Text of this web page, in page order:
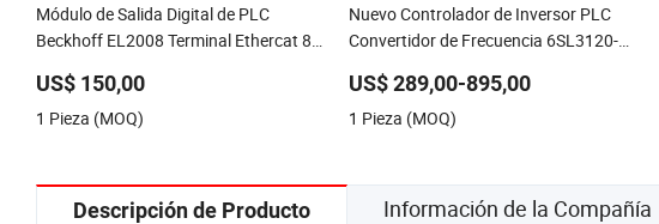
Módulo de Salida Digital de PLC
Beckhoff EL2008 Terminal Ethercat 8
US$ 150,00
1 Pieza (MOQ)
Nuevo Controlador de Inversor PLC
Convertidor de Frecuencia 6SL3120-
6SL3120-1te23-0AA3 6SL3130-1te22-
Oaa0 6SL3210-1se21-0AA0
US$ 289,00-895,00
1 Pieza (MOQ)
Descripción de Producto Información de la Compañía